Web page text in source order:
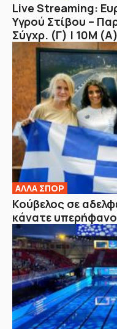
Live Streaming:
Υγρού Στίβου –
Σύγχρ. (Γ) | 10Μ (Α)
ΑΛΛΑ ΣΠΟΡ
Κούβελος σε
κάνατε